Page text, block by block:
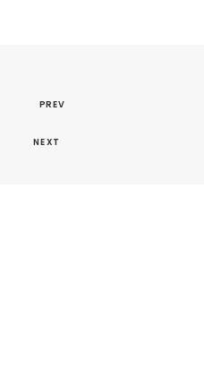
PREV
NEXT